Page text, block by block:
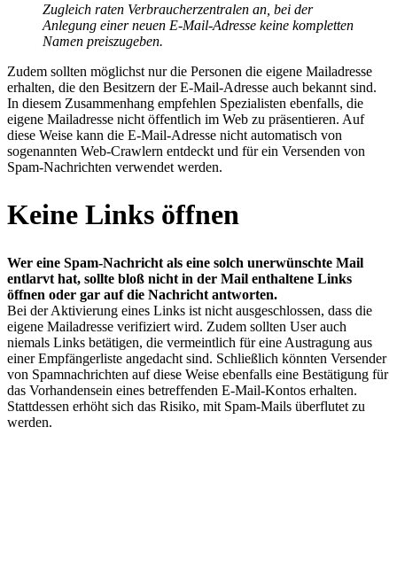
Zugleich raten Verbraucherzentralen an, bei der
Anlegung einer neuen E-Mail-Adresse keine kompletten
Namen preiszugeben.
Zudem sollten möglichst nur die Personen die eigene Mailadresse
erhalten, die den Besitzern der E-Mail-Adresse auch bekannt sind.
In diesem Zusammenhang empfehlen Spezialisten ebenfalls, die
eigene Mailadresse nicht öffentlich im Web zu präsentieren. Auf
diese Weise kann die E-Mail-Adresse nicht automatisch von
sogenannten Web-Crawlern entdeckt und für ein Versenden von
Spam-Nachrichten verwendet werden.
Keine Links öffnen
Wer eine Spam-Nachricht als eine solch unerwünschte Mail
entlarvt hat, sollte bloß nicht in der Mail enthaltene Links
öffnen oder gar auf die Nachricht antworten.
Bei der Aktivierung eines Links ist nicht ausgeschlossen, dass die
eigene Mailadresse verifiziert wird. Zudem sollten User auch
niemals Links betätigen, die vermeintlich für eine Austragung aus
einer Empfängerliste angedacht sind. Schließlich könnten Versender
von Spamnachrichten auf diese Weise ebenfalls eine Bestätigung für
das Vorhandensein eines betreffenden E-Mail-Kontos erhalten.
Stattdessen erhöht sich das Risiko, mit Spam-Mails überflutet zu
werden.